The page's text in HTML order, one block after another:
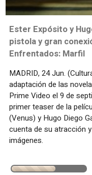
Ester Expósito y
pistola y gran
Enfrentados: Marfil
MADRID, 24 Jun.
adaptación de las
Prime Video el 9 de
primer teaser de la
(Venus) y Hugo Diego
cuenta de su atracción
imágenes.